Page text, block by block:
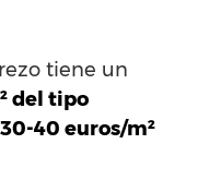
tiene un
del tipo
40 euros/m²